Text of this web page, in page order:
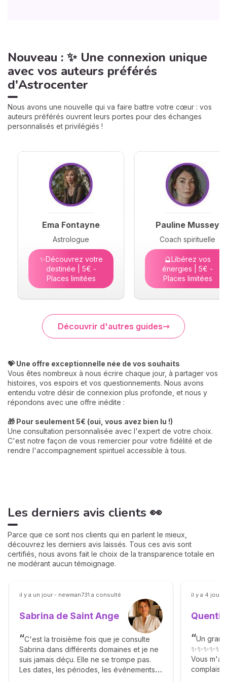
Nouveau : ✨ Une connexion unique
avec vos auteurs préférés
d'Astrocenter
Nous avons une nouvelle qui va faire battre votre cœur : vos
auteurs préférés ouvrent leurs portes pour des échanges
personnalisés et privilégiés !
Ema Fontayne
Astrologue
✨Découvrez votre
destinée | 5€ -
Places limitées
Pauline Mussey
Coach spirituelle
🔮Libérez vos
énergies | 5€ -
Places limitées
Découvrir d'autres guides
💝 Une offre exceptionnelle née de vos souhaits
Vous êtes nombreux à nous écrire chaque jour, à partager vos
histoires, vos espoirs et vos questionnements. Nous avons
entendu votre désir de connexion plus profonde, et nous y
répondons avec une offre inédite :
🎁 Pour seulement 5€ (oui, vous avez bien lu !)
Une consultation personnalisée avec l'expert de votre choix.
C'est notre façon de vous remercier pour votre fidélité et de
rendre l'accompagnement spirituel accessible à tous.
Les derniers avis clients 👀
Parce que ce sont nos clients qui en parlent le mieux,
découvrez les derniers avis laissés. Tous ces avis sont
certifiés, nous avons fait le choix de la transparence totale en
ne modérant aucun témoignage.
il y a un jour - newman731 a consulté
Sabrina de Saint Ange
C'est la troisième fois que je consulte
Sabrina dans différents domaines et je ne
suis jamais déçu. Elle ne se trompe pas.
Les dates, les périodes, les événements
il y a 4
Un
Vous